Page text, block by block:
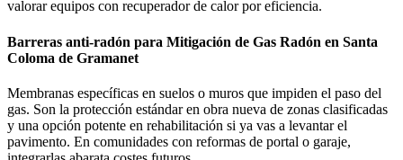
valorar equipos con recuperador de calor por eficiencia.
Barreras anti-radón para Mitigación de Gas Radón en Santa
Coloma de Gramanet
Membranas específicas en suelos o muros que impiden el paso del
gas. Son la protección estándar en obra nueva de zonas clasificadas
y una opción potente en rehabilitación si ya vas a levantar el
pavimento. En comunidades con reformas de portal o garaje,